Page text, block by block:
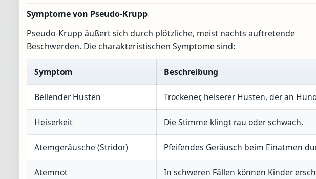
Symptome von Pseudo-Krupp
Pseudo-Krupp äußert sich durch plötzliche, meist nachts auftretende
Beschwerden. Die charakteristischen Symptome sind:
Symptom Beschreibung
Bellender Husten Trockener, heiserer Husten, der an
Heiserkeit Die Stimme klingt rau oder schwach.
Atemgeräusche (Stridor) Pfeifendes Geräusch beim Einatmen
Atemnot In schweren Fällen können Kinder